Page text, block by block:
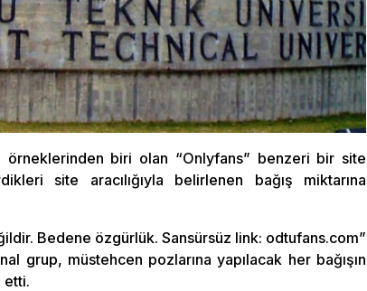
örneklerinden biri olan “Onlyfans” benzeri bir site
site aracılığıyla belirlenen bağış miktarına
Bedene özgürlük. Sansürsüz link: odtufans.com”
grup, müstehcen pozlarına yapılacak her bağışın
etti.